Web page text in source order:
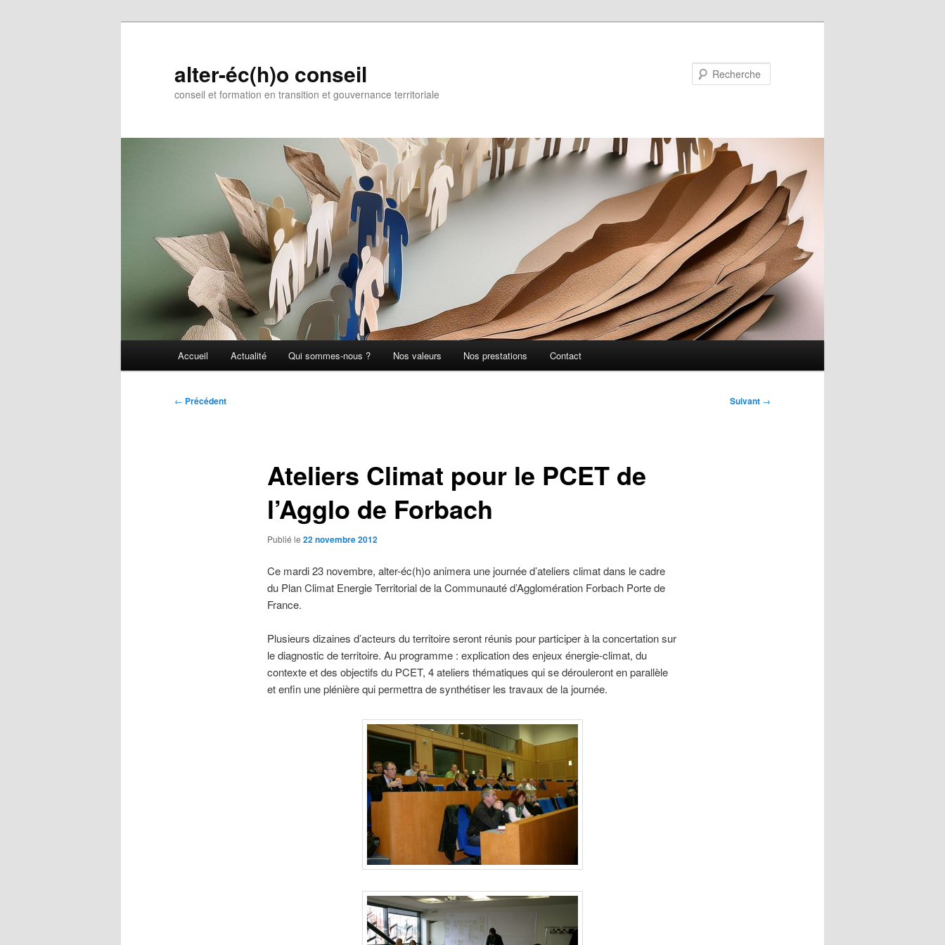
alter-éc(h)o conseil
conseil et formation en transition et gouvernance territoriale
Accueil Actualité Qui sommes-nous ? Nos valeurs Nos prestations Contact
Navigation
← Précédent Suivant →
Ateliers Climat pour le PCET de
l’Agglo de Forbach
Publié le 22 novembre 2012
Ce mardi 23 novembre, alter-éc(h)o animera une journée d’ateliers climat dans le cadre
du Plan Climat Energie Territorial de la Communauté d’Agglomération Forbach Porte de
France.
Plusieurs dizaines d’acteurs du territoire seront réunis pour participer à la concertation sur
le diagnostic de territoire. Au programme : explication des enjeux énergie-climat, du
contexte et des objectifs du PCET, 4 ateliers thématiques qui se dérouleront en parallèle
et enfin une plénière qui permettra de synthétiser les travaux de la journée.